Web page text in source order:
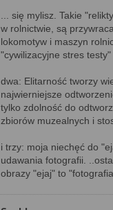
... się mylisz. Takie
w rolnictwie, są
lokomotyw i maszyn
"cywilizacyjne stres testy"
dwa: Elitarność tworzy
najwierniejsze
tylko zdolność do
zbiorów muzealnych i
i trzy: moja niechęć do
udawania fotografii.
obrazy "ejaj" to